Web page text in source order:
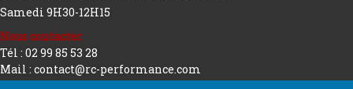
Samedi 9H30-12H15
Nous contacter
Tél : 02 99 85 53 28
Mail : contact@rc-performance.com